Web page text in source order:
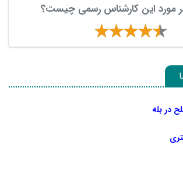
مورد این کارشناس رسمی چیست؟
در بله